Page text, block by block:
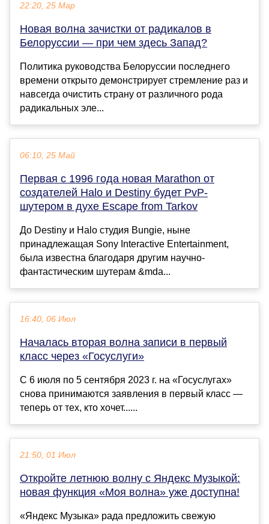
22:20, 25 Мар
Новая волна зачистки от радикалов в
Белоруссии — при чем здесь Запад?
Политика руководства Белоруссии последнего
времени открыто демонстрирует стремление раз и
навсегда очистить страну от различного рода
радикальных эле...
06:10, 25 Май
Первая с 1996 года новая Marathon от
создателей Halo и Destiny будет PvP-
шутером в духе Escape from Tarkov
До Destiny и Halo студия Bungie, ныне
принадлежащая Sony Interactive Entertainment,
была известна благодаря другим научно-
фантастическим шутерам &mda...
16:40, 06 Июл
Началась вторая волна записи в первый
класс через «Госуслуги»
С 6 июля по 5 сентября 2023 г. на «Госуслугах»
снова принимаются заявления в первый класс —
теперь от тех, кто хочет......
21:50, 01 Июл
Откройте летнюю волну с Яндекс Музыкой:
новая функция «Моя волна» уже доступна!
«Яндекс Музыка» рада предложить свежую